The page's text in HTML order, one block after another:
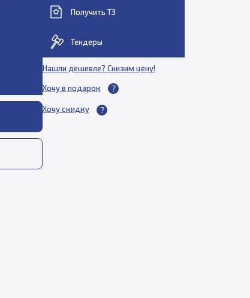
Получить ТЗ
Тендеры
Нашли дешевле? Снизим цену!
Хочу в подарок
Хочу скидку